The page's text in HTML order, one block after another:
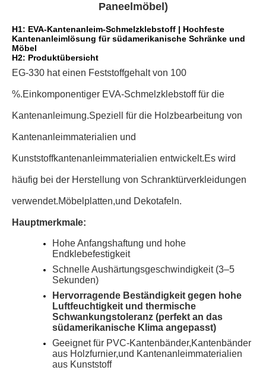
Paneelmöbel)
H1: EVA-Kantenanleim-Schmelzklebstoff | Hochfeste
Kantenanleimlösung für südamerikanische Schränke und
Möbel
H2: Produktübersicht
EG-330 hat einen Feststoffgehalt von 100
%.Einkomponentiger EVA-Schmelzklebstoff für die
Kantenanleimung.Speziell für die Holzbearbeitung von
Kantenanleimmaterialien und
Kunststoffkantenanleimmaterialien entwickelt.Es wird
häufig bei der Herstellung von Schranktürverkleidungen
verwendet.Möbelplatten,und Dekotafeln.
Hauptmerkmale:
Hohe Anfangshaftung und hohe
Endklebefestigkeit
Schnelle Aushärtungsgeschwindigkeit (3–5
Sekunden)
Hervorragende Beständigkeit gegen hohe
Luftfeuchtigkeit und thermische
Schwankungstoleranz (perfekt an das
südamerikanische Klima angepasst)
Geeignet für PVC-Kantenbänder,Kantenbänder
aus Holzfurnier,und Kantenanleimmaterialien
aus Kunststoff